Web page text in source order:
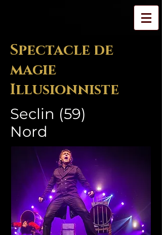
Spectacle de
magie
Illusionniste
Seclin (59)
Nord